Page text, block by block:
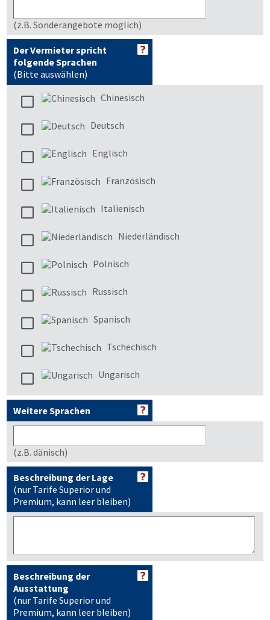
(z.B. Sonderangebote möglich)
Der Vermieter spricht
folgende Sprachen
(Bitte auswählen)
Chinesisch
Deutsch
Englisch
Französisch
Italienisch
Niederländisch
Polnisch
Russisch
Spanisch
Tschechisch
Ungarisch
Weitere Sprachen
(z.B. dänisch)
Beschreibung der Lage
(nur Tarife Superior und
Premium, kann leer bleiben)
Beschreibung der
Ausstattung
(nur Tarife Superior und
Premium, kann leer bleiben)